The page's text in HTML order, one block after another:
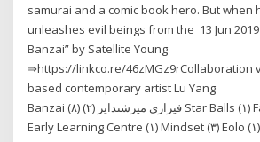
samurai and a comic book hero. But when
unleashes evil beings from the 13 Jun
Banzai” by Satellite Young
⇒https://linkco.re/46zMGz9rCollaboration
based contemporary artist Lu Yang
Banzai (٨) فيراري ميرشندايز (٢) Star Balls (١) Family Center (٥)
Early Learning Centre (١) Mindset (٣) Eolo (١) دجيكو (٤) Toy School